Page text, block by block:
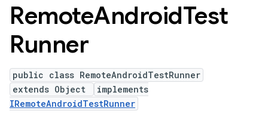
RemoteAndroidTest
Runner
public class RemoteAndroidTestRunner
extends Object
implements
IRemoteAndroidTestRunner